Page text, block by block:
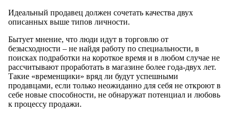
Идеальный продавец должен сочетать качества двух
описанных выше типов личности.
Бытует мнение, что люди идут в торговлю от
безысходности – не найдя работу по специальности, в
поисках подработки на короткое время и в любом случае не
рассчитывают проработать в магазине более года-двух лет.
Такие «временщики» вряд ли будут успешными
продавцами, если только неожиданно для себя не откроют в
себе новые способности, не обнаружат потенциал и любовь
к процессу продажи.